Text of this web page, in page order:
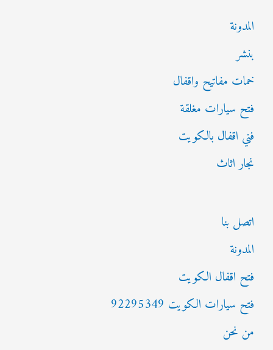
المدونة
بنشر
خمات مفاتيح واقفال
فتح سيارات مغلقة
فني اقفال بالكويت
نجار اثاث
اتصل بنا
المدونة
فتح اقفال الكويت
فتح سيارات الكويت 92295349
من نحن